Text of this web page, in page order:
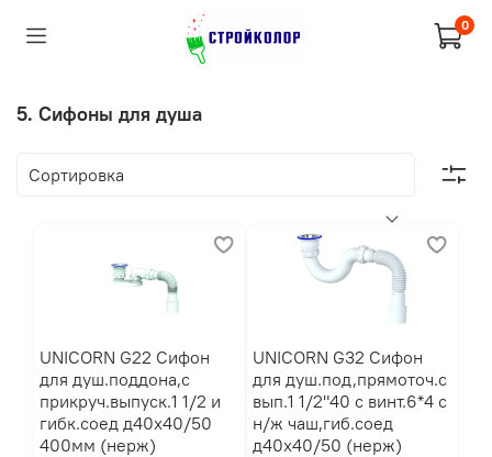
0
5. Cифоны для душа
UNICORN G22 Сифон
для душ.поддона,с
прикруч.выпуск.1 1/2 и
гибк.соед д40х40/50
400мм (нерж)
UNICORN G32 Сифон
для душ.под,прямоточ.с
вып.1 1/2"40 с винт.6*4 с
н/ж чаш,гиб.соед
д40х40/50 (нерж)